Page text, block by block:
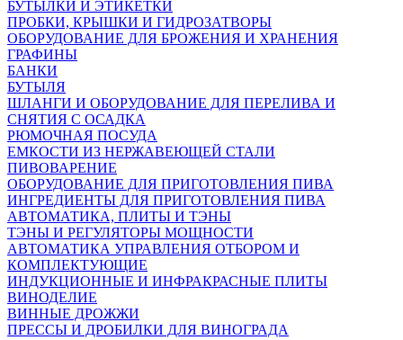
БУТЫЛКИ И ЭТИКЕТКИ
ПРОБКИ, КРЫШКИ И ГИДРОЗАТВОРЫ
ОБОРУДОВАНИЕ ДЛЯ БРОЖЕНИЯ И ХРАНЕНИЯ
ГРАФИНЫ
БАНКИ
БУТЫЛЯ
ШЛАНГИ И ОБОРУДОВАНИЕ ДЛЯ ПЕРЕЛИВА И
СНЯТИЯ С ОСАДКА
РЮМОЧНАЯ ПОСУДА
ЕМКОСТИ ИЗ НЕРЖАВЕЮЩЕЙ СТАЛИ
ПИВОВАРЕНИЕ
ОБОРУДОВАНИЕ ДЛЯ ПРИГОТОВЛЕНИЯ ПИВА
ИНГPЕДИЕНТЫ ДЛЯ ПРИГОТОВЛЕНИЯ ПИВА
АВТОМАТИКА, ПЛИТЫ И ТЭНЫ
ТЭНЫ И РЕГУЛЯТОРЫ МОЩНОСТИ
АВТОМАТИКА УПРАВЛЕНИЯ ОТБОРОМ И
КОМПЛЕКТУЮЩИЕ
ИНДУКЦИОННЫЕ И ИНФРАКРАСНЫЕ ПЛИТЫ
ВИНОДЕЛИЕ
ВИННЫЕ ДРОЖЖИ
ПРЕССЫ И ДРОБИЛКИ ДЛЯ ВИНОГРАДА